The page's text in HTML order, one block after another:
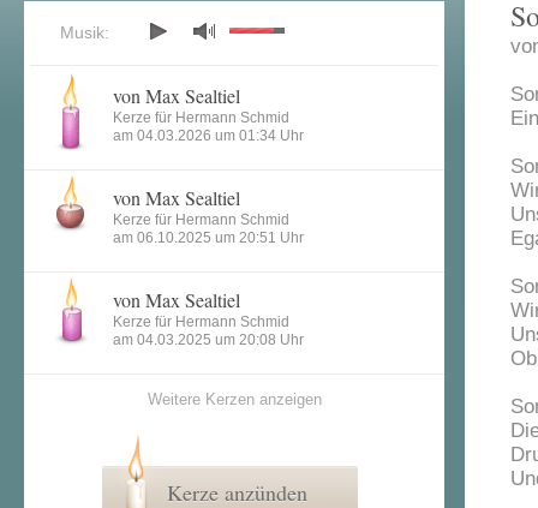
Musik:
von Max Sealtiel
Kerze für Hermann Schmid
am 04.03.2026 um 01:34 Uhr
von Max Sealtiel
Kerze für Hermann Schmid
am 06.10.2025 um 20:51 Uhr
von Max Sealtiel
Kerze für Hermann Schmid
am 04.03.2025 um 20:08 Uhr
Weitere Kerzen anzeigen
Kerze anzünden